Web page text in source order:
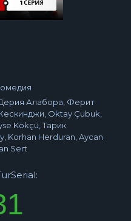
Алабора, Ферит
Oktay Çubuk,
Kökçü, Тарик
Korhan Herduran, Aycan
Sert